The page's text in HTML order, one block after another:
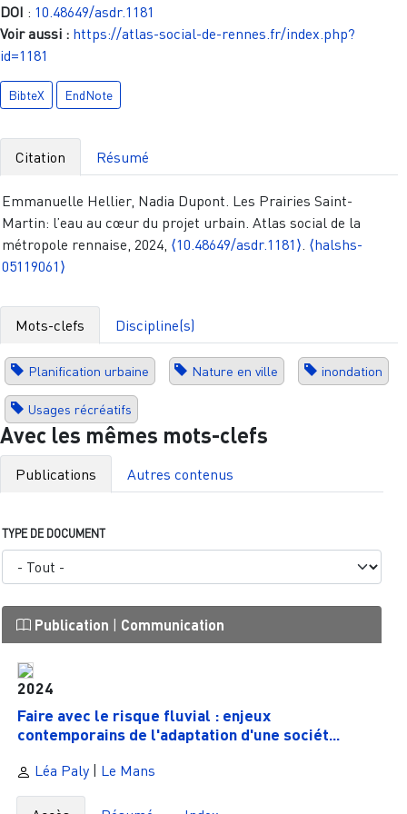
DOI : 10.48649/asdr.1181
Voir aussi : https://atlas-social-de-rennes.fr/index.php?
id=1181
BibteX EndNote
Citation Résumé
Emmanuelle Hellier, Nadia Dupont. Les Prairies Saint-
Martin: l’eau au cœur du projet urbain. Atlas social de la
métropole rennaise, 2024, ⟨10.48649/asdr.1181⟩ ⟨halshs-
05119061⟩
Mots-clefs Discipline(s)
Planification urbaine Nature en ville inondation
Usages récréatifs
Avec les mêmes mots-clefs
Publications Autres contenus
TYPE DE DOCUMENT
Publication | Communication
2024
Faire avec le risque fluvial : enjeux
contemporains de l'adaptation d'une sociét...
Léa Paly| Le Mans